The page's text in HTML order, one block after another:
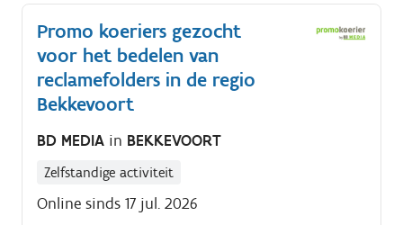
Je kiest daarbij zelf hoe je dat doet (met de fiets, te
voet, bromfiets, … ) De folderpakketten moeten
tussen zondagochtend en dinsdagavond in de
brievenbussen belanden Je kiest binnen die
tijdspanne zelf wanneer je de pakketten rondbrengt
eigen beschikbaarheid De opdracht is in zelfstandig
wordt tijdens een gesprek in het dichtstbijzijnde
kantoor of via een videocall gegeven.
Promo koeriers gezocht
voor het bedelen van
reclamefolders in de regio
Bekkevoort
BD MEDIA in BEKKEVOORT
Zelfstandige activiteit
Online sinds 17 jul. 2026